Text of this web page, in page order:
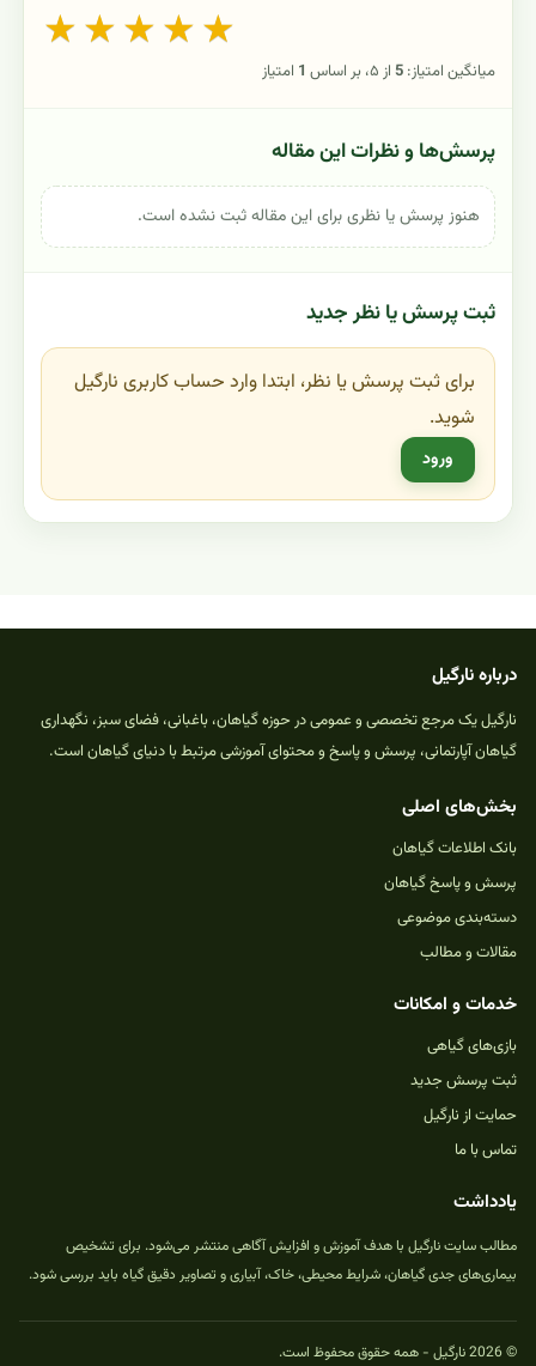
★ ★ ★ ★ ★
میانگین امتیاز: 5از ۵، بر اساس 1 امتیاز
پرسش‌ها و نظرات این مقاله
هنوز پرسش یا نظری برای این مقاله ثبت نشده است.
ثبت پرسش یا نظر جدید
برای ثبت پرسش یا نظر، ابتدا وارد حساب کاربری نارگیل
شوید.
ورود
درباره نارگیل
نارگیل یک مرجع تخصصی و عمومی در حوزه گیاهان، باغبانی، فضای سبز، نگهداری
گیاهان آپارتمانی، پرسش و پاسخ و محتوای آموزشی مرتبط با دنیای گیاهان است.
بخش‌های اصلی
بانک اطلاعات گیاهان
پرسش و پاسخ گیاهان
دسته‌بندی موضوعی
مقالات و مطالب
خدمات و امکانات
بازی‌های گیاهی
ثبت پرسش جدید
حمایت از نارگیل
تماس با ما
یادداشت
مطالب سایت نارگیل با هدف آموزش و افزایش آگاهی منتشر می‌شود. برای تشخیص
بیماری‌های جدی گیاهان، شرایط محیطی، خاک، آبیاری و تصاویر دقیق گیاه باید بررسی شود.
© 2026 نارگیل - همه حقوق محفوظ است.